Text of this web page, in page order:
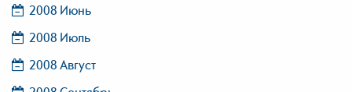
2008 Июнь
2008 Июль
2008 Август